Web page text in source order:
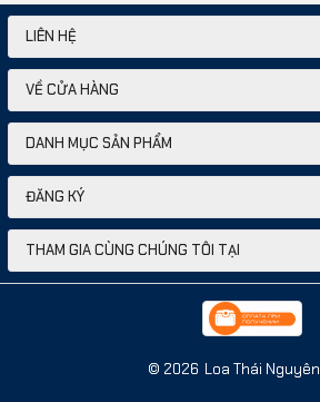
LIÊN HỆ
VỀ CỬA HÀNG
DANH MỤC SẢN PHẨM
ĐĂNG KÝ
THAM GIA CÙNG CHÚNG TÔI TẠI
© 2026 Loa Thái Nguyên